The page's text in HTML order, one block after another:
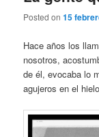
Posted on15
Hace años los
nosotros,
de él, evocaba lo
agujeros en el